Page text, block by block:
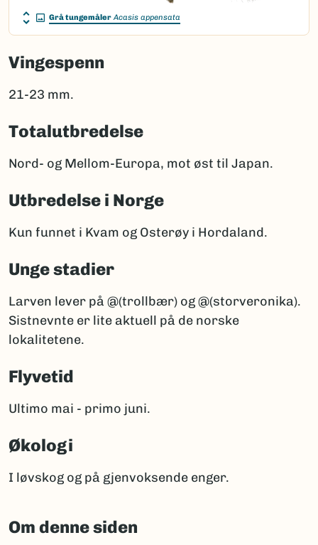
Grå tungemåler Acasis appensata
Vingespenn
21-23 mm.
Totalutbredelse
Nord- og Mellom-Europa, mot øst til Japan.
Utbredelse i Norge
Kun funnet i Kvam og Osterøy i Hordaland.
Unge stadier
Larven lever på @(trollbær) og @(storveronika).
Sistnevnte er lite aktuell på de norske
lokalitetene.
Flyvetid
Ultimo mai - primo juni.
Økologi
I løvskog og på gjenvoksende enger.
Om denne siden